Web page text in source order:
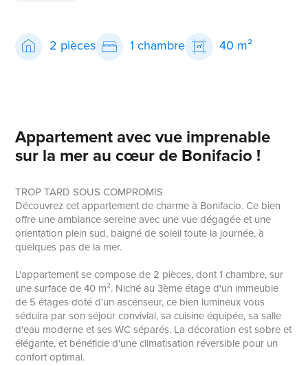
2 pièces 1 chambre 40 m²
Appartement avec vue imprenable
sur la mer au cœur de Bonifacio !
TROP TARD SOUS COMPROMIS
Découvrez cet appartement de charme à Bonifacio. Ce bien
offre une ambiance sereine avec une vue dégagée et une
orientation plein sud, baigné de soleil toute la journée, à
quelques pas de la mer.
L'appartement se compose de 2 pièces, dont 1 chambre, sur
une surface de 40 m². Niché au 3ème étage d'un immeuble
de 5 étages doté d'un ascenseur, ce bien lumineux vous
séduira par son séjour convivial, sa cuisine équipée, sa salle
d'eau moderne et ses WC séparés. La décoration est sobre et
élégante, et bénéficie d'une climatisation réversible pour un
confort optimal.